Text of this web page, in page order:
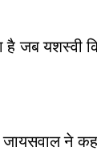
है जब यशस्वी
जायसवाल ने